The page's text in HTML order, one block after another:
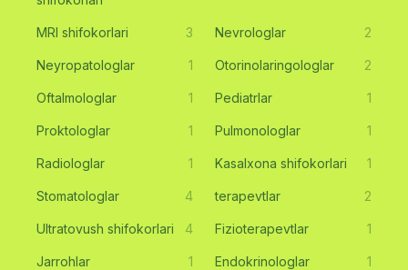
MRI shifokorlari 3 Nevrologlar 2
Neyropatologlar 1 Otorinolaringologlar 2
Oftalmologlar 1 Pediatrlar 1
Proktologlar 1 Pulmonologlar 1
Radiologlar 1 Kasalxona shifokorlari 1
Stomatologlar 4 terapevtlar 2
Ultratovush shifokorlari 4 Fizioterapevtlar 1
Jarrohlar 1 Endokrinologlar 1